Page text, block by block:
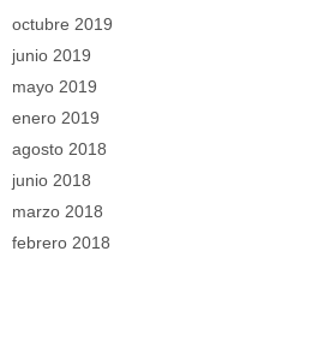
octubre 2019
junio 2019
mayo 2019
enero 2019
agosto 2018
junio 2018
marzo 2018
febrero 2018